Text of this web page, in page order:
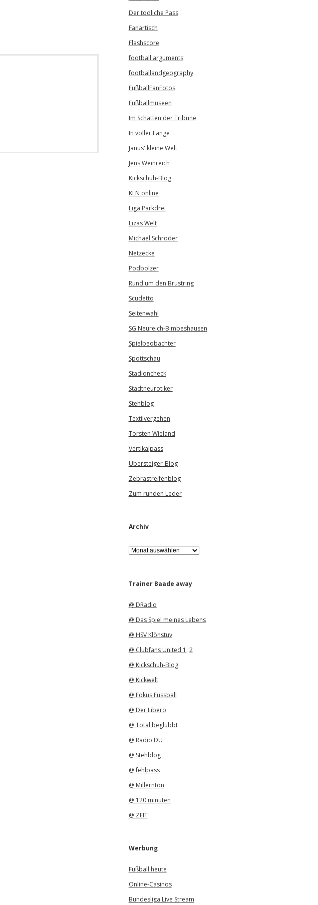
Der tödliche Pass
Fanartisch
Flashscore
football arguments
footballandgeography
FußballFanFotos
Fußballmuseen
Im Schatten der Tribüne
In voller Länge
Janus' kleine Welt
Jens Weinreich
Kickschuh-Blog
KLN online
Liga Parkdrei
Lizas Welt
Michael Schröder
Netzecke
Podbolzer
Rund um den Brustring
Scudetto
Seitenwahl
SG Neureich-Bimbeshausen
Spielbeobachter
Spottschau
Stadioncheck
Stadtneurotiker
Stehblog
Textilvergehen
Torsten Wieland
Vertikalpass
Übersteiger-Blog
Zebrastreifenblog
Zum runden Leder
Archiv
A
r
iTrainer Baade away
@ DRadio
@ Das Spiel meines Lebens
@ HSV Klönstuv
@ Clubfans United 1 , 2
@ Kickschuh-Blog
@ Kickwelt
@ Fokus Fussball
@ Der Libero
@ Total beglubbt
@ Radio DU
@ Stehblog
@ fehlpass
@ Millernton
@ 120 minuten
@ ZEIT
Werbung
Fußball heute
Online-Casinos
Bundesliga Live Stream